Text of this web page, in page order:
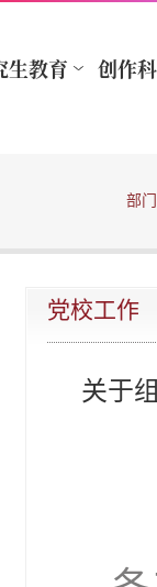
部
党校工作
关于